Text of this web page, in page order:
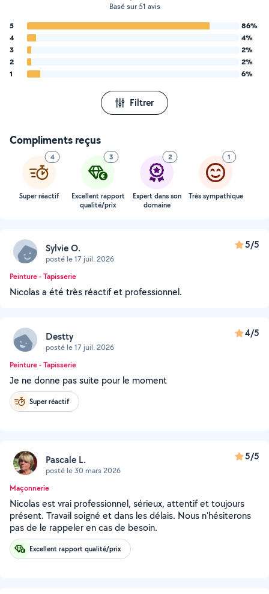
Basé sur 51 avis
5
86%
4
4%
3
2%
2
2%
1
6%
Filtrer
Compliments reçus
4
Super réactif
3
Excellent rapport
qualité/prix
2
Expert dans son
domaine
1
Très sympathique
Sylvie O.
posté le 17 juil. 2026
5/5
Peinture - Tapisserie
Nicolas a été très réactif et professionnel.
Destty
posté le 17 juil. 2026
4/5
Peinture - Tapisserie
Je ne donne pas suite pour le moment
Super réactif
Pascale L.
posté le 30 mars 2026
5/5
Maçonnerie
Nicolas est vrai professionnel, sérieux, attentif et toujours
présent. Travail soigné et dans les délais. Nous n'hésiterons
pas de le rappeler en cas de besoin.
Excellent rapport qualité/prix